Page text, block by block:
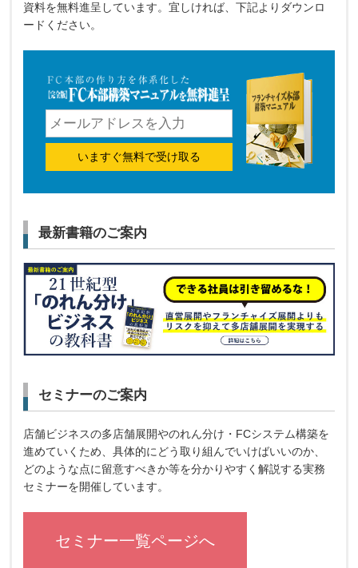
資料を無料進呈しています。宜しければ、下記よりダウンロ
ードください。
いますぐ無料で受け取る
最新書籍のご案内
セミナーのご案内
店舗ビジネスの多店舗展開やのれん分け・FCシステム構築を
進めていくため、具体的にどう取り組んでいけばいいのか、
どのような点に留意すべきか等を分かりやすく解説する実務
セミナーを開催しています。
セミナー一覧ページへ